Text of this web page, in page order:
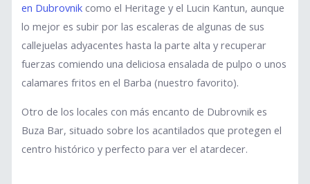
en Dubrovnik como el Heritage y el Lucin Kantun, aunque
lo mejor es subir por las escaleras de algunas de sus
callejuelas adyacentes hasta la parte alta y recuperar
fuerzas comiendo una deliciosa ensalada de pulpo o unos
calamares fritos en el Barba (nuestro favorito).
Otro de los locales con más encanto de Dubrovnik es
Buza Bar, situado sobre los acantilados que protegen el
centro histórico y perfecto para ver el atardecer.